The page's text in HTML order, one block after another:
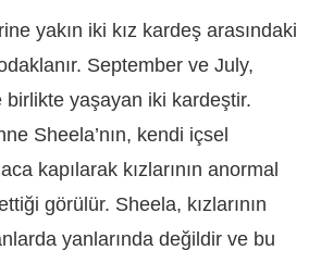
yakın iki kız kardeş arasındaki
September ve July,
birlikte yaşayan iki kardeştir.
Sheela’nın, kendi içsel
kapılarak kızlarının anormal
görülür. Sheela, kızlarının
yanlarında değildir ve bu